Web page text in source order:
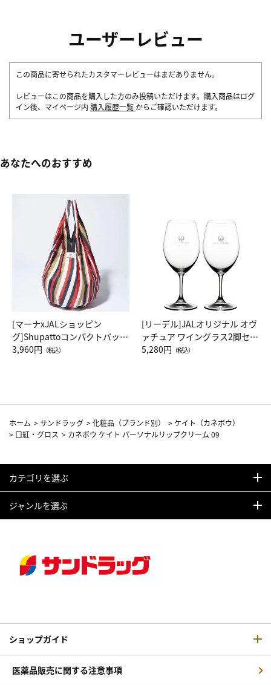
ユーザーレビュー
この商品に寄せられたカスタマーレビューはまだありません。
レビューはこの商品を購入した方のみ投稿いただけます。購入商品はログ
イン後、マイページ内 購入履歴一覧 からご確認いただけます。
あなたへのおすすめ
[マーナxJALショッピン
グ]Shupattoコンパクトバッグ
Drop JAL客室乗務員（LC）ス
3,960円 （税込）
[リーデル]JALオリジナル オヴ
ァチュア ワイングラス2脚セッ
ト（レッドワイン）
5,280円 （税込）
ホーム >サンドラッグ >化粧品（ブランド別） > ケイト（カネボウ）
> 口紅・グロス > カネボウ ケイト パーソナルリップクリーム 09
カテゴリを選ぶ
ジャンルを選ぶ
ショップガイド
医薬品販売に関する注意事項